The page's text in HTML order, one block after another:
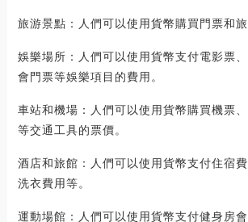
旅游景點：人們可以使用貨幣購買門票和旅
娛樂場所：人們可以使用貨幣支付電影票
會門票等娛樂項目的費用。
車站和機場：人們可以使用貨幣購買機票
等交通工具的票價。
酒店和旅館：人們可以使用貨幣支付住宿費
洗衣費用等。
運動場館：人們可以使用貨幣支付健身房